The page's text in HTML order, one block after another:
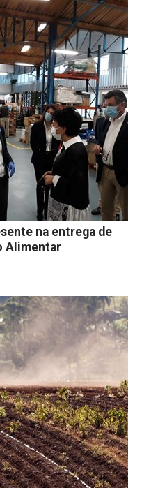
na entrega de
Alimentar